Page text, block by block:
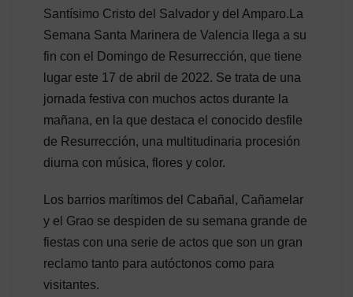
Santísimo Cristo del Salvador y del Amparo.La
Semana Santa Marinera de Valencia llega a su
fin con el Domingo de Resurrección, que tiene
lugar este 17 de abril de 2022. Se trata de una
jornada festiva con muchos actos durante la
mañana, en la que destaca el conocido desfile
de Resurrección, una multitudinaria procesión
diurna con música, flores y color.
Los barrios marítimos del Cabañal, Cañamelar
y el Grao se despiden de su semana grande de
fiestas con una serie de actos que son un gran
reclamo tanto para autóctonos como para
visitantes.